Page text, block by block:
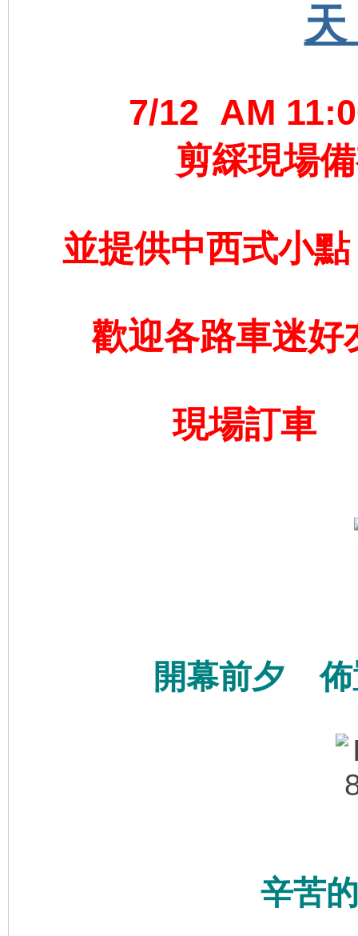
7/12 AM
剪綵現場
並提供中西式小
歡迎各路車迷
現場訂車
開幕前夕 佈
辛苦